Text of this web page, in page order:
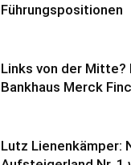
Führungspositionen
Links von der Mitte?
Bankhaus Merck
Lutz Lienenkämper: